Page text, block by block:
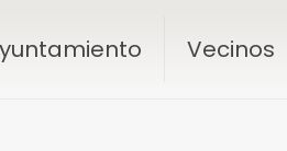
Vecinos